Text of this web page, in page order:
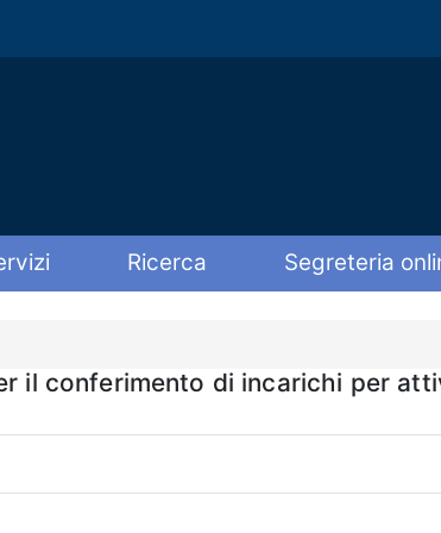
Ricerca Segreteria
il conferimento di incarichi per